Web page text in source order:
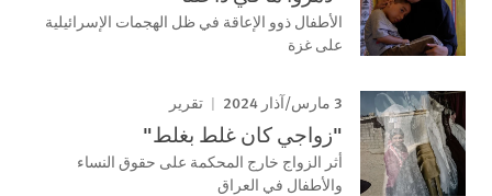
الأطفال ذوو الإعاقة في ظل الهجمات الإسرائيلية
على غزة
3 مارس/آذار 2024 تقرير
"زواجي كان غلط بغلط"
أثر الزواج خارج المحكمة على حقوق النساء
والأطفال في العراق